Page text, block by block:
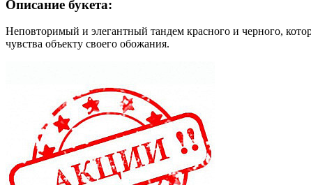
Описание букета:
Неповторимый и элегантный тандем красного и черного,
чувства объекту своего обожания.